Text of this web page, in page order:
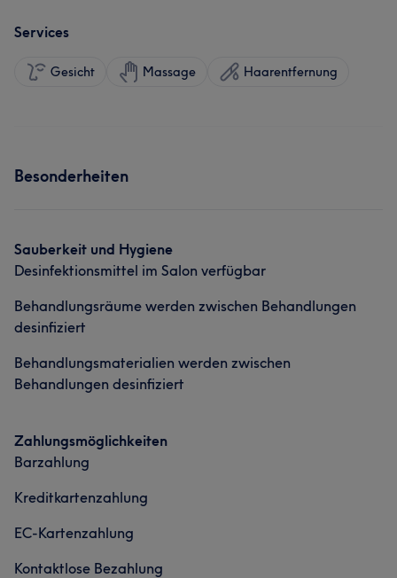
Services
Gesicht Massage Haarentfernung
Besonderheiten
Sauberkeit und Hygiene
Desinfektionsmittel im Salon verfügbar
Behandlungsräume werden zwischen Behandlungen
desinfiziert
Behandlungsmaterialien werden zwischen
Behandlungen desinfiziert
Zahlungsmöglichkeiten
Barzahlung
Kreditkartenzahlung
EC-Kartenzahlung
Kontaktlose Bezahlung